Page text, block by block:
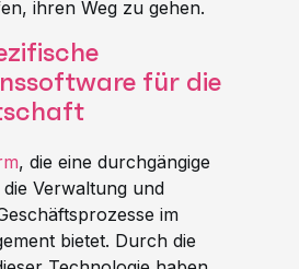
ihren Weg zu gehen.
für die
, die eine durchgängige
Verwaltung und
im
bietet. Durch die